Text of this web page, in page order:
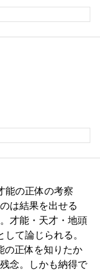
能の正体の考察
は結果を出せる
才能・天才・地頭
て論じられる。
の正体を知りたか
念。しかも納得で